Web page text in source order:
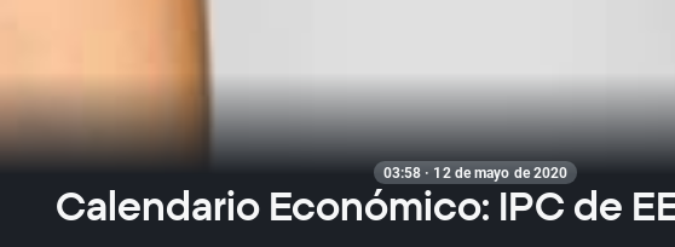
03:58 · 12 de mayo de 2020
Calendario Económico: IPC de